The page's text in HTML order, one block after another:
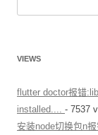
VIEWS
flutter doctor报错
installed.... - 7537
安装node切换包n